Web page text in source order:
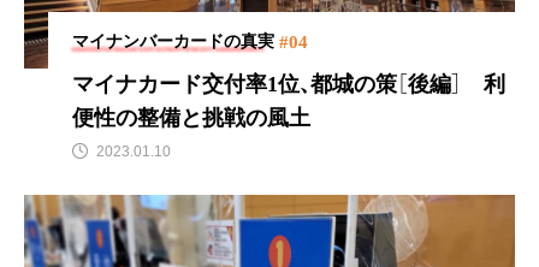
マイナンバーカードの真実 #04
マイナカード交付率1位、都城の策［後編］利
便性の整備と挑戦の風土
2023.01.10